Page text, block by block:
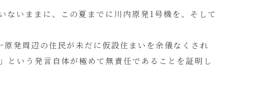
いままに、この夏までに川内原発1号機を、そして
発周辺の住民が未だに仮設住まいを余儀なくされ
という発言自体が極めて無責任であることを証明し